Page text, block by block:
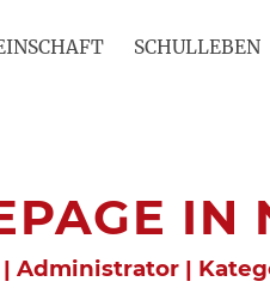
SCHULLEBEN
IN
| Administrator |